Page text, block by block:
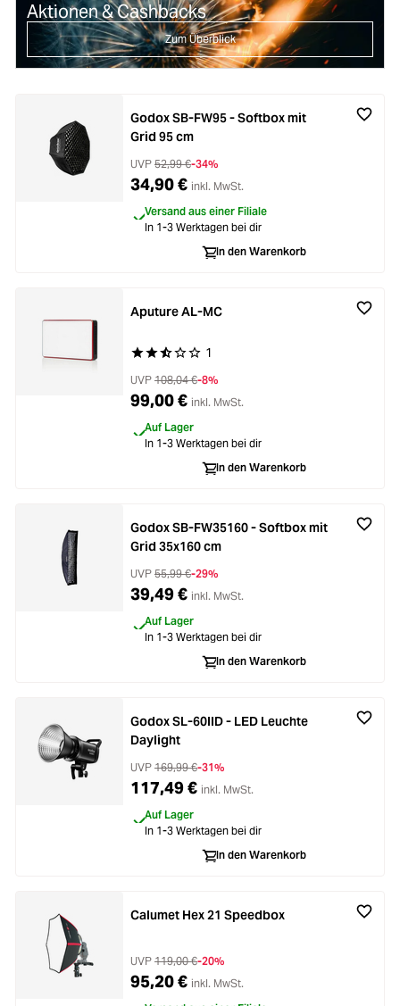
Aktionen & Cashbacks
Zum Überblick
Godox SB-FW95 - Softbox mit
Grid 95 cm
UVP 52,99 €-34%
34,90 € inkl. MwSt.
Versand aus einer Filiale
In 1-3 Werktagen bei dir
In den Warenkorb
Durchschnittliche Bewertung von 2.6 von 5
1
Aputure AL-MC
UVP 108,04 €-8%
99,00 € inkl. MwSt.
Auf Lager
In 1-3 Werktagen bei dir
In den Warenkorb
Godox SB-FW35160 - Softbox mit
Grid 35x160 cm
UVP 55,99 €-29%
39,49 € inkl. MwSt.
Auf Lager
In 1-3 Werktagen bei dir
In den Warenkorb
Godox SL-60IID - LED Leuchte
Daylight
UVP 169,99 €-31%
117,49 € inkl. MwSt.
Auf Lager
In 1-3 Werktagen bei dir
In den Warenkorb
Calumet Hex 21 Speedbox
UVP 119,00 €-20%
95,20 € inkl. MwSt.